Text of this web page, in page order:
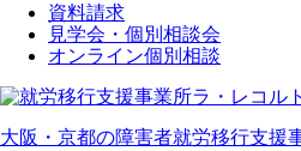
資料請求
見学会・個別相談会
オンライン個別相談
大阪・京都の障害者就労移行支援